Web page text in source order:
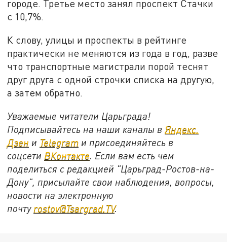
городе. Третье место занял проспект Стачки
с 10,7%.
К слову, улицы и проспекты в рейтинге
практически не меняются из года в год, разве
что транспортные магистрали порой теснят
друг друга с одной строчки списка на другую,
а затем обратно.
Уважаемые читатели Царьграда!
Подписывайтесь на наши каналы вЯндекс.
Дзен и Telegram и присоединяйтесь в
соцсети ВКонтакте. Если вам есть чем
поделиться с редакцией "Царьград-Ростов-на-
Дону", присылайте свои наблюдения, вопросы,
новости на электронную
почту rostov@Tsargrad.ТV.